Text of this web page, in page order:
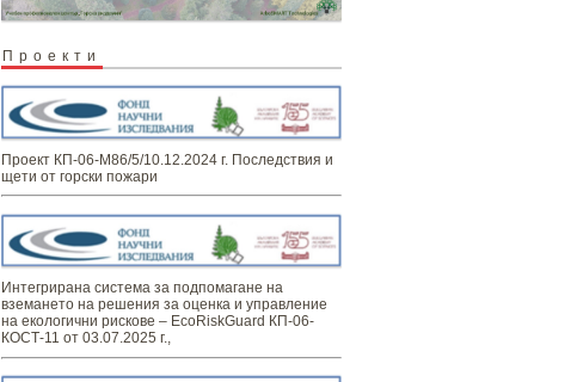
Проекти
Проект КП-06-М86/5/10.12.2024 г. Последствия и
щети от горски пожари
Интегрирана система за подпомагане на
вземането на решения за оценка и управление
на екологични рискове – EcoRiskGuard КП-06-
КОСТ-11 от 03.07.2025 г.,